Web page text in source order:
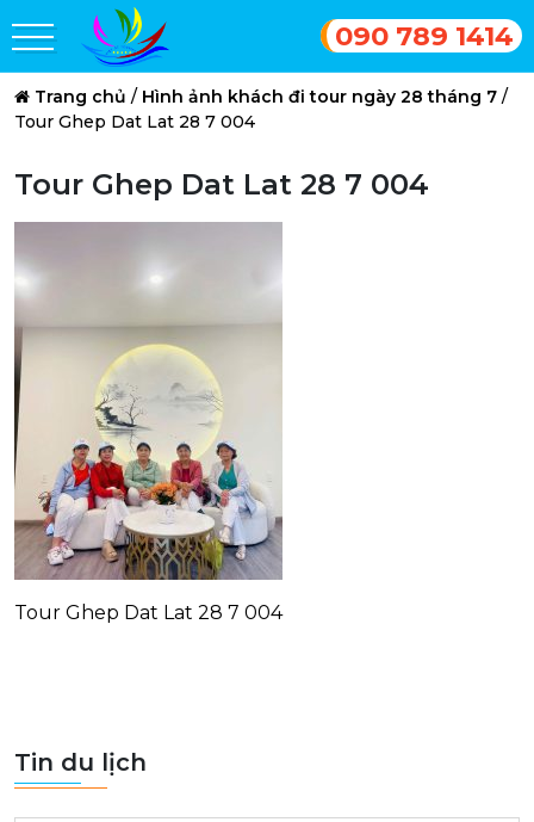
090 789 1414
Trang chủ / Hình ảnh khách đi tour ngày 28 tháng 7 /
Tour Ghep Dat Lat 28 7 004
Tour Ghep Dat Lat 28 7 004
Tour Ghep Dat Lat 28 7 004
Tin du lịch